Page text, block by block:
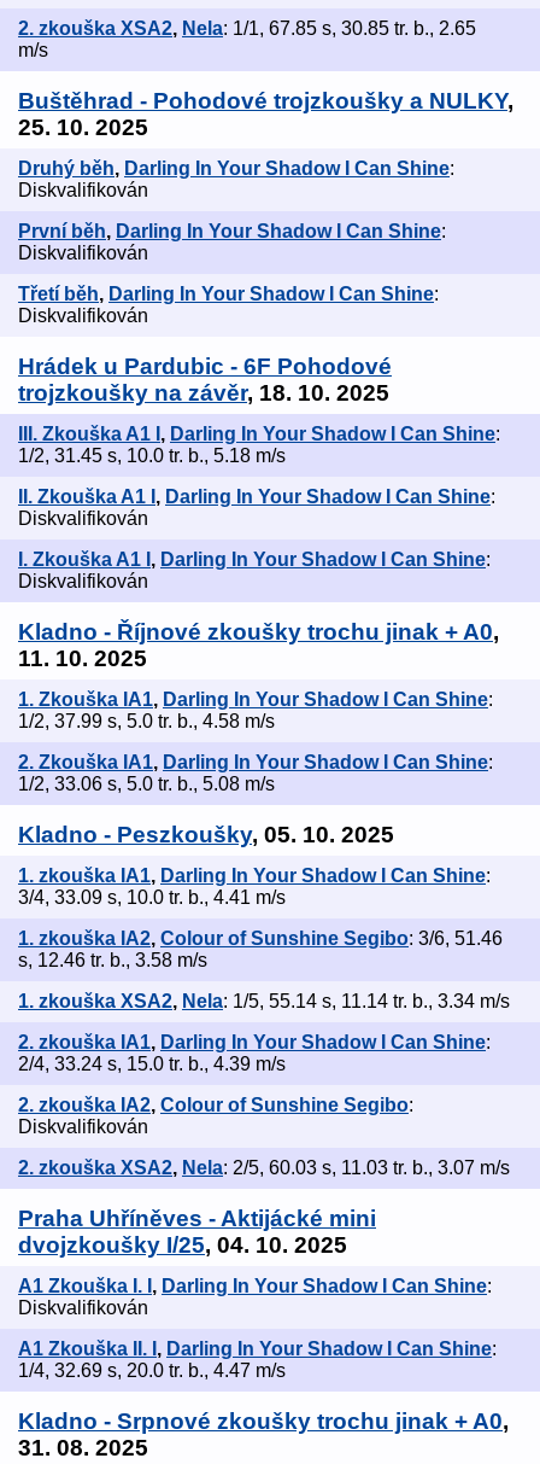
2. zkouška XSA2, Nela: 1/1, 67.85 s, 30.85 tr. b., 2.65
m/s
Buštěhrad - Pohodové trojzkoušky a NULKY,
25. 10. 2025
Druhý běh, Darling In Your Shadow I Can Shine:
Diskvalifikován
První běh, Darling In Your Shadow I Can Shine:
Diskvalifikován
Třetí běh, Darling In Your Shadow I Can Shine:
Diskvalifikován
Hrádek u Pardubic - 6F Pohodové
trojzkoušky na závěr, 18. 10. 2025
III. Zkouška A1 I , Darling In Your Shadow I Can Shine:
1/2, 31.45 s, 10.0 tr. b., 5.18 m/s
II. Zkouška A1 I , Darling In Your Shadow I Can Shine:
Diskvalifikován
I. Zkouška A1 I , Darling In Your Shadow I Can Shine:
Diskvalifikován
Kladno - Říjnové zkoušky trochu jinak + A0,
11. 10. 2025
1. Zkouška IA1, Darling In Your Shadow I Can Shine:
1/2, 37.99 s, 5.0 tr. b., 4.58 m/s
2. Zkouška IA1, Darling In Your Shadow I Can Shine:
1/2, 33.06 s, 5.0 tr. b., 5.08 m/s
Kladno - Peszkoušky, 05. 10. 2025
1. zkouška IA1, Darling In Your Shadow I Can Shine:
3/4, 33.09 s, 10.0 tr. b., 4.41 m/s
1. zkouška IA2, Colour of Sunshine Segibo: 3/6, 51.46
s, 12.46 tr. b., 3.58 m/s
1. zkouška XSA2, Nela: 1/5, 55.14 s, 11.14 tr. b., 3.34 m/s
2. zkouška IA1, Darling In Your Shadow I Can Shine:
2/4, 33.24 s, 15.0 tr. b., 4.39 m/s
2. zkouška IA2, Colour of Sunshine Segibo:
Diskvalifikován
2. zkouška XSA2, Nela: 2/5, 60.03 s, 11.03 tr. b., 3.07 m/s
Praha Uhříněves - Aktijácké mini
dvojzkoušky I/25, 04. 10. 2025
A1 Zkouška I. I , Darling In Your Shadow I Can Shine:
Diskvalifikován
A1 Zkouška II. I , Darling In Your Shadow I Can Shine:
1/4, 32.69 s, 20.0 tr. b., 4.47 m/s
Kladno - Srpnové zkoušky trochu jinak + A0,
31. 08. 2025